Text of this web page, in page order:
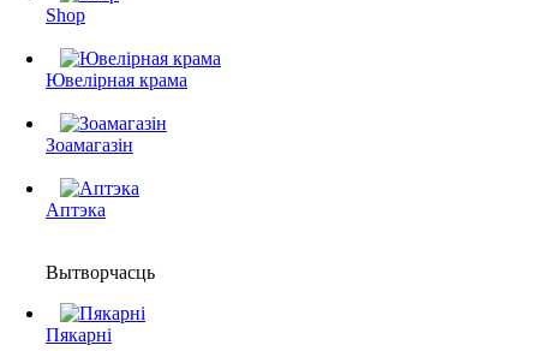
Shop
Ювелірная крама
Зоамагазін
Аптэка
Вытворчасць
Пякарні